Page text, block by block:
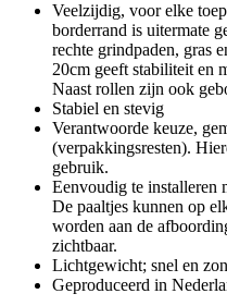
Veelzijdig, voor elke
borderrand is uitermate
rechte grindpaden, gras
20cm geeft stabiliteit en
Naast rollen zijn ook
Stabiel en stevig
Verantwoorde keuze,
(verpakkingsresten).
gebruik.
Eenvoudig te installeren
De paaltjes kunnen op
worden aan de
zichtbaar.
Lichtgewicht; snel en
Geproduceerd in